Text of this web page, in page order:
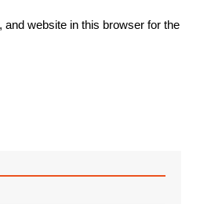
and website in this browser for the